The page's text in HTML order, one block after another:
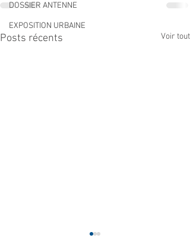
DOSSIER ANTENNE
EXPOSITION URBAINE
Posts récents Voir tout